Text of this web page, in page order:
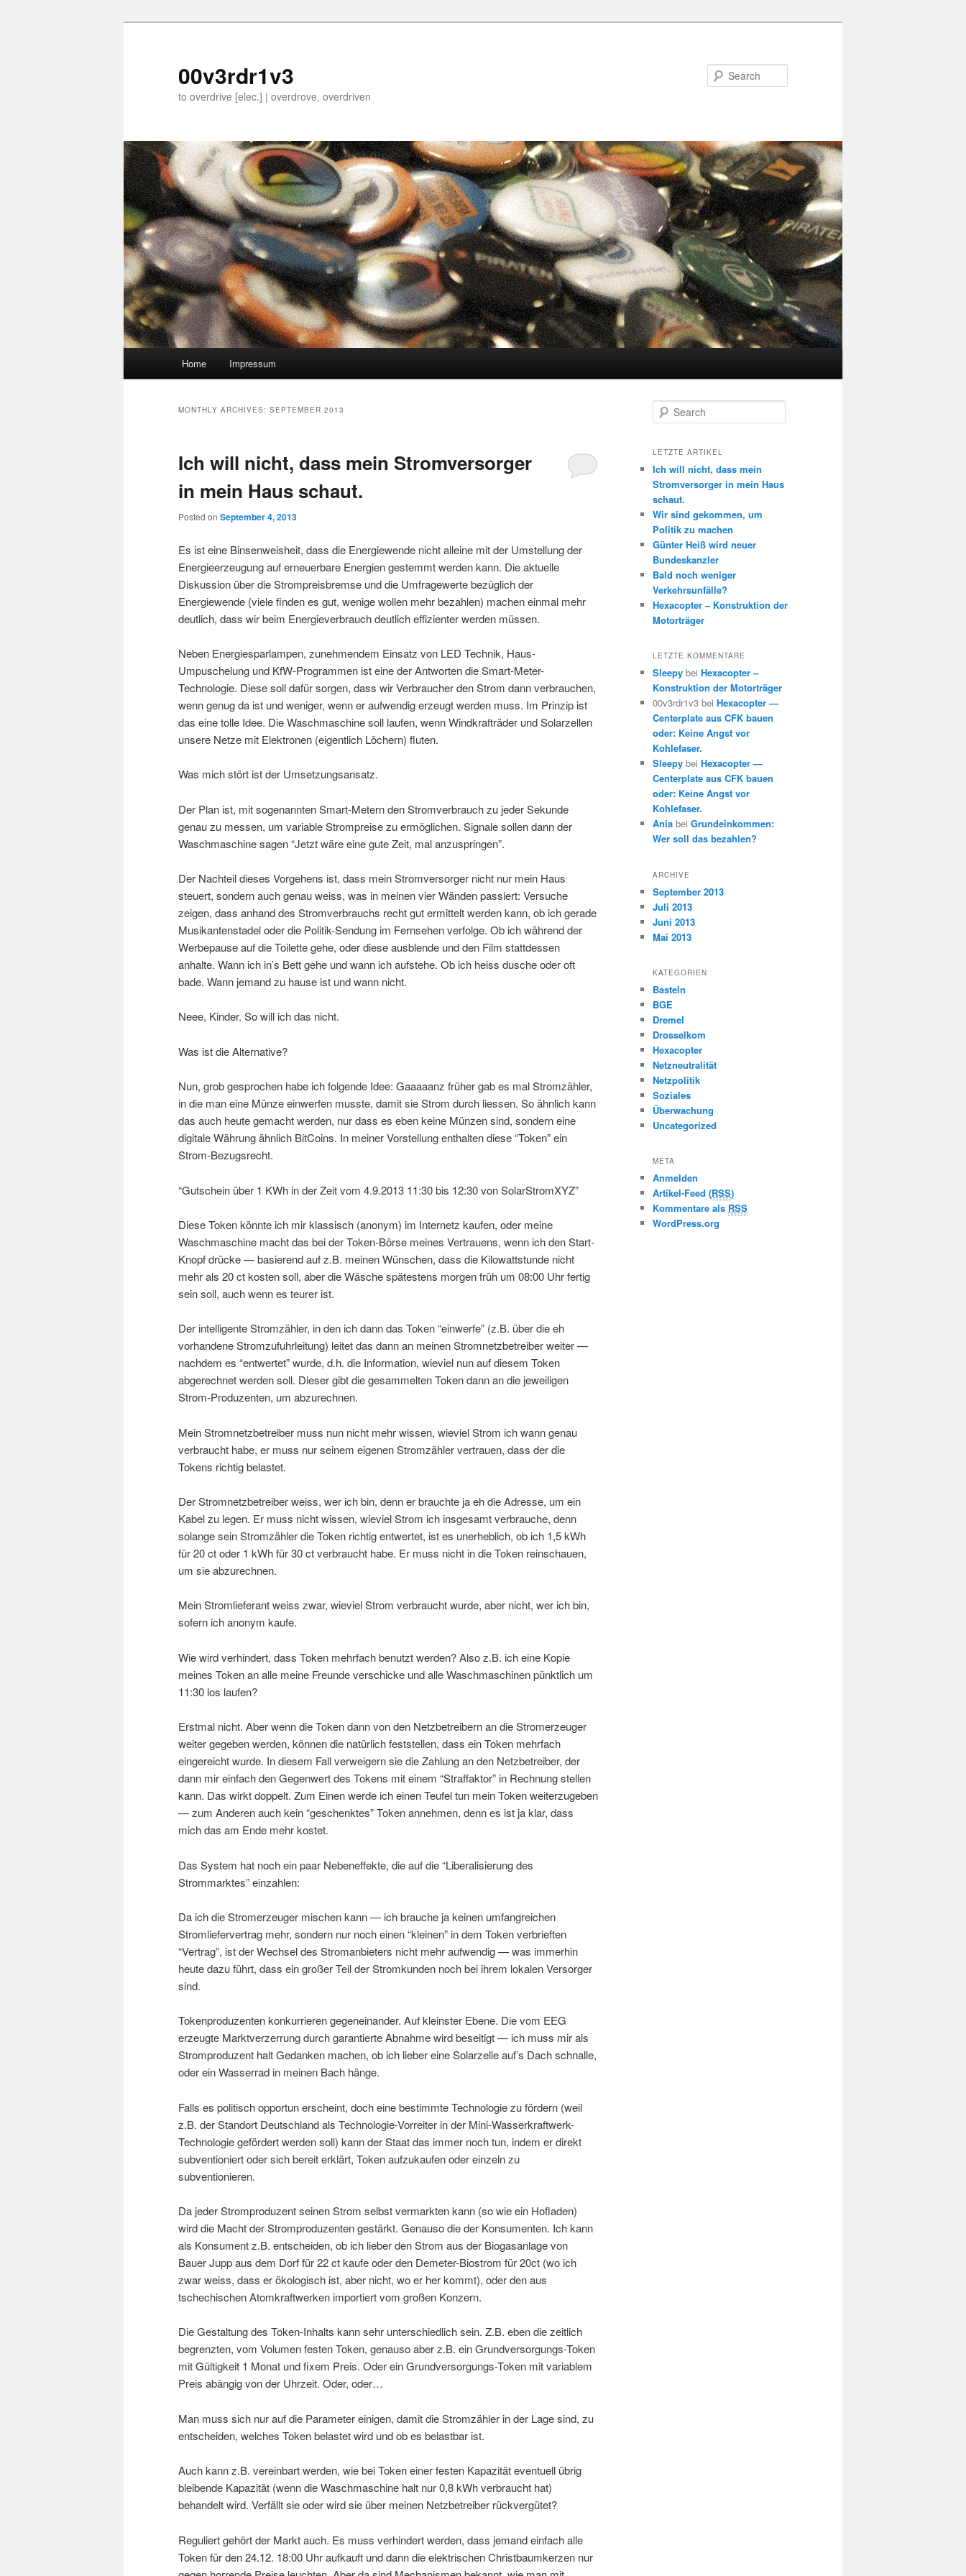
00v3rdr1v3
to overdrive [elec.] | overdrove, overdriven
Skip to primary content
Skip to secondary content
Home Impressum
MONTHLY ARCHIVES: SEPTEMBER 2013
Ich will nicht, dass mein Stromversorger
in mein Haus schaut.
Posted on September 4, 2013
Es ist eine Binsenweisheit, dass die Energiewende nicht alleine mit der Umstellung der
Energieerzeugung auf erneuerbare Energien gestemmt werden kann. Die aktuelle
Diskussion über die Strompreisbremse und die Umfragewerte bezüglich der
Energiewende (viele finden es gut, wenige wollen mehr bezahlen) machen einmal mehr
deutlich, dass wir beim Energieverbrauch deutlich effizienter werden müssen.
Neben Energiesparlampen, zunehmendem Einsatz von LED Technik, Haus-
Umpuschelung und KfW-Programmen ist eine der Antworten die Smart-Meter-
Technologie. Diese soll dafür sorgen, dass wir Verbraucher den Strom dann verbrauchen,
wenn genug da ist und weniger, wenn er aufwendig erzeugt werden muss. Im Prinzip ist
das eine tolle Idee. Die Waschmaschine soll laufen, wenn Windkrafträder und Solarzellen
unsere Netze mit Elektronen (eigentlich Löchern) fluten.
Was mich stört ist der Umsetzungsansatz.
Der Plan ist, mit sogenannten Smart-Metern den Stromverbrauch zu jeder Sekunde
genau zu messen, um variable Strompreise zu ermöglichen. Signale sollen dann der
Waschmaschine sagen “Jetzt wäre eine gute Zeit, mal anzuspringen”.
Der Nachteil dieses Vorgehens ist, dass mein Stromversorger nicht nur mein Haus
steuert, sondern auch genau weiss, was in meinen vier Wänden passiert: Versuche
zeigen, dass anhand des Stromverbrauchs recht gut ermittelt werden kann, ob ich gerade
Musikantenstadel oder die Politik-Sendung im Fernsehen verfolge. Ob ich während der
Werbepause auf die Toilette gehe, oder diese ausblende und den Film stattdessen
anhalte. Wann ich in’s Bett gehe und wann ich aufstehe. Ob ich heiss dusche oder oft
bade. Wann jemand zu hause ist und wann nicht.
Neee, Kinder. So will ich das nicht.
Was ist die Alternative?
Nun, grob gesprochen habe ich folgende Idee: Gaaaaanz früher gab es mal Stromzähler,
in die man eine Münze einwerfen musste, damit sie Strom durch liessen. So ähnlich kann
das auch heute gemacht werden, nur dass es eben keine Münzen sind, sondern eine
digitale Währung ähnlich BitCoins. In meiner Vorstellung enthalten diese “Token” ein
Strom-Bezugsrecht.
“Gutschein über 1 KWh in der Zeit vom 4.9.2013 11:30 bis 12:30 von SolarStromXYZ”
Diese Token könnte ich mir klassisch (anonym) im Internetz kaufen, oder meine
Waschmaschine macht das bei der Token-Börse meines Vertrauens, wenn ich den Start-
Knopf drücke — basierend auf z.B. meinen Wünschen, dass die Kilowattstunde nicht
mehr als 20 ct kosten soll, aber die Wäsche spätestens morgen früh um 08:00 Uhr fertig
sein soll, auch wenn es teurer ist.
Der intelligente Stromzähler, in den ich dann das Token “einwerfe” (z.B. über die eh
vorhandene Stromzufuhrleitung) leitet das dann an meinen Stromnetzbetreiber weiter —
nachdem es “entwertet” wurde, d.h. die Information, wieviel nun auf diesem Token
abgerechnet werden soll. Dieser gibt die gesammelten Token dann an die jeweiligen
Strom-Produzenten, um abzurechnen.
Mein Stromnetzbetreiber muss nun nicht mehr wissen, wieviel Strom ich wann genau
verbraucht habe, er muss nur seinem eigenen Stromzähler vertrauen, dass der die
Tokens richtig belastet.
Der Stromnetzbetreiber weiss, wer ich bin, denn er brauchte ja eh die Adresse, um ein
Kabel zu legen. Er muss nicht wissen, wieviel Strom ich insgesamt verbrauche, denn
solange sein Stromzähler die Token richtig entwertet, ist es unerheblich, ob ich 1,5 kWh
für 20 ct oder 1 kWh für 30 ct verbraucht habe. Er muss nicht in die Token reinschauen,
um sie abzurechnen.
Mein Stromlieferant weiss zwar, wieviel Strom verbraucht wurde, aber nicht, wer ich bin,
sofern ich anonym kaufe.
Wie wird verhindert, dass Token mehrfach benutzt werden? Also z.B. ich eine Kopie
meines Token an alle meine Freunde verschicke und alle Waschmaschinen pünktlich um
11:30 los laufen?
Erstmal nicht. Aber wenn die Token dann von den Netzbetreibern an die Stromerzeuger
weiter gegeben werden, können die natürlich feststellen, dass ein Token mehrfach
eingereicht wurde. In diesem Fall verweigern sie die Zahlung an den Netzbetreiber, der
dann mir einfach den Gegenwert des Tokens mit einem “Straffaktor” in Rechnung stellen
kann. Das wirkt doppelt. Zum Einen werde ich einen Teufel tun mein Token weiterzugeben
— zum Anderen auch kein “geschenktes” Token annehmen, denn es ist ja klar, dass
mich das am Ende mehr kostet.
Das System hat noch ein paar Nebeneffekte, die auf die “Liberalisierung des
Strommarktes” einzahlen:
Da ich die Stromerzeuger mischen kann — ich brauche ja keinen umfangreichen
Stromliefervertrag mehr, sondern nur noch einen “kleinen” in dem Token verbrieften
“Vertrag”, ist der Wechsel des Stromanbieters nicht mehr aufwendig — was immerhin
heute dazu führt, dass ein großer Teil der Stromkunden noch bei ihrem lokalen Versorger
sind.
Tokenproduzenten konkurrieren gegeneinander. Auf kleinster Ebene. Die vom EEG
erzeugte Marktverzerrung durch garantierte Abnahme wird beseitigt — ich muss mir als
Stromproduzent halt Gedanken machen, ob ich lieber eine Solarzelle auf’s Dach schnalle,
oder ein Wasserrad in meinen Bach hänge.
Falls es politisch opportun erscheint, doch eine bestimmte Technologie zu fördern (weil
z.B. der Standort Deutschland als Technologie-Vorreiter in der Mini-Wasserkraftwerk-
Technologie gefördert werden soll) kann der Staat das immer noch tun, indem er direkt
subventioniert oder sich bereit erklärt, Token aufzukaufen oder einzeln zu
subventionieren.
Da jeder Stromproduzent seinen Strom selbst vermarkten kann (so wie ein Hofladen)
wird die Macht der Stromproduzenten gestärkt. Genauso die der Konsumenten. Ich kann
als Konsument z.B. entscheiden, ob ich lieber den Strom aus der Biogasanlage von
Bauer Jupp aus dem Dorf für 22 ct kaufe oder den Demeter-Biostrom für 20ct (wo ich
zwar weiss, dass er ökologisch ist, aber nicht, wo er her kommt), oder den aus
tschechischen Atomkraftwerken importiert vom großen Konzern.
Die Gestaltung des Token-Inhalts kann sehr unterschiedlich sein. Z.B. eben die zeitlich
begrenzten, vom Volumen festen Token, genauso aber z.B. ein Grundversorgungs-Token
mit Gültigkeit 1 Monat und fixem Preis. Oder ein Grundversorgungs-Token mit variablem
Preis abängig von der Uhrzeit. Oder, oder…
Man muss sich nur auf die Parameter einigen, damit die Stromzähler in der Lage sind, zu
entscheiden, welches Token belastet wird und ob es belastbar ist.
Auch kann z.B. vereinbart werden, wie bei Token einer festen Kapazität eventuell übrig
bleibende Kapazität (wenn die Waschmaschine halt nur 0,8 kWh verbraucht hat)
behandelt wird. Verfällt sie oder wird sie über meinen Netzbetreiber rückvergütet?
Reguliert gehört der Markt auch. Es muss verhindert werden, dass jemand einfach alle
Token für den 24.12. 18:00 Uhr aufkauft und dann die elektrischen Christbaumkerzen nur
Search
LETZTE ARTIKEL
Ich will nicht, dass mein
Stromversorger in mein Haus
schaut.
Wir sind gekommen, um
Politik zu machen
Günter Heiß wird neuer
Bundeskanzler
Bald noch weniger
Verkehrsunfälle?
Hexacopter – Konstruktion der
Motorträger
LETZTE KOMMENTARE
Sleepy bei Hexacopter –
Konstruktion der Motorträger
00v3rdr1v3 bei Hexacopter —
Centerplate aus CFK bauen
oder: Keine Angst vor
Kohlefaser.
Sleepy bei Hexacopter —
Centerplate aus CFK bauen
oder: Keine Angst vor
Kohlefaser.
Ania bei Grundeinkommen:
Wer soll das bezahlen?
ARCHIVE
September 2013
Juli 2013
Juni 2013
Mai 2013
KATEGORIEN
Basteln
BGE
Dremel
Drosselkom
Hexacopter
Netzneutralität
Netzpolitik
Soziales
Überwachung
Uncategorized
META
Anmelden
Artikel-Feed (RSS)
Kommentare als RSS
WordPress.org